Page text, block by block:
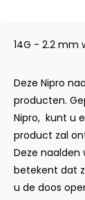
14G - 2.2 mm
Deze Nipro
producten.
Nipro, kunt u
product zal
Deze naalden
betekent dat
u de doos